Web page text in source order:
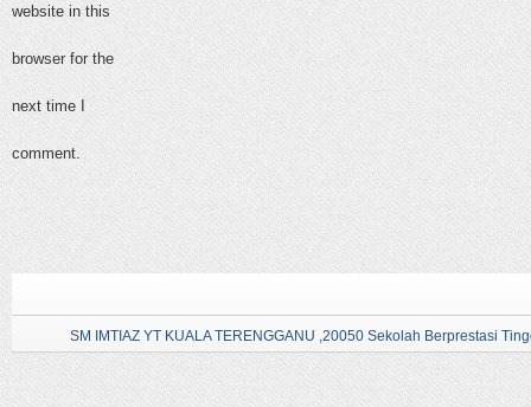
website in this
browser for the
next time I
comment.
SM IMTIAZ YT KUALA TERENGGANU ,20050 Sekolah Berprestasi